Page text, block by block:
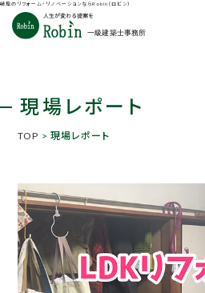
岐阜のリフォーム・リノベーションならRobin（ロビン）
現場レポート
TOP > 現場レポート